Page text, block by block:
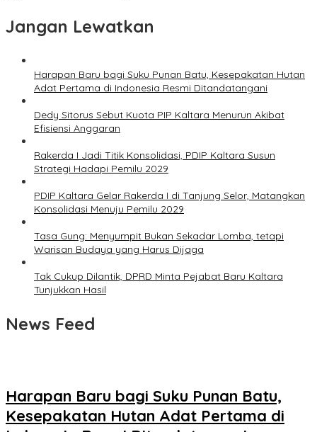
Jangan Lewatkan
Harapan Baru bagi Suku Punan Batu, Kesepakatan Hutan
Adat Pertama di Indonesia Resmi Ditandatangani
Dedy Sitorus Sebut Kuota PIP Kaltara Menurun Akibat
Efisiensi Anggaran
Rakerda I Jadi Titik Konsolidasi, PDIP Kaltara Susun
Strategi Hadapi Pemilu 2029
PDIP Kaltara Gelar Rakerda I di Tanjung Selor, Matangkan
Konsolidasi Menuju Pemilu 2029
Tasa Gung: Menyumpit Bukan Sekadar Lomba, tetapi
Warisan Budaya yang Harus Dijaga
Tak Cukup Dilantik, DPRD Minta Pejabat Baru Kaltara
Tunjukkan Hasil
News Feed
Harapan Baru bagi Suku Punan Batu,
Kesepakatan Hutan Adat Pertama di